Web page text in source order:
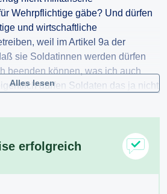
Wehrpflichtige gäbe? Und dürfen
und wirtschaftliche
weil im Artikel 9a der
sie Soldatinnen werden dürfen
beenden können, was ich auch
dürfen Soldaten das ja nicht
Alles lesen
erfolgreich